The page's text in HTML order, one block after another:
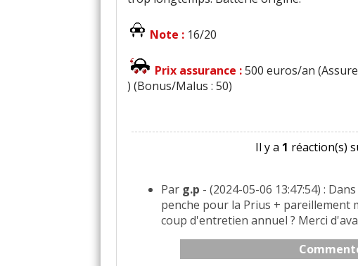
Note : 16/20
Prix assurance :500 euros/an
) (Bonus/Malus : 50)
Il y a 1 réaction(s)
Par g.p - (2024-05-06 13:47:54) :
penche pour la Prius + pareillement
coup d'entretien annuel ? Merci